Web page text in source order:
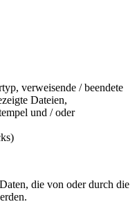
verweisende / beendete
Dateien,
und / oder
die von oder durch die